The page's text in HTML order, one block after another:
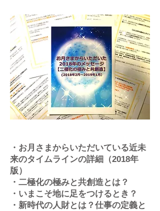
・お月さまからいただいている近未
来のタイムラインの詳細（2018年
版）
・二極化の極みと共創造とは？
・いまこそ地に足をつけるとき？
・新時代の人財とは？仕事の定義と